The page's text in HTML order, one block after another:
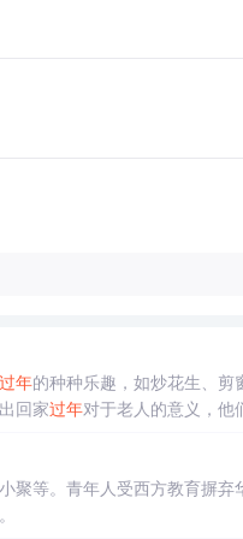
过年的种种乐趣，如炒花生、剪
回家过年对于老人的意义，他
聚等。青年人受西方教育摒弃